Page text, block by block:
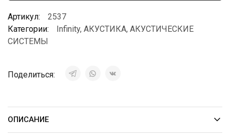
Артикул:
2537
Категории:
Infinity, АКУСТИКА, АКУСТИЧЕСКИЕ
СИСТЕМЫ
Поделиться:
ОПИСАНИЕ